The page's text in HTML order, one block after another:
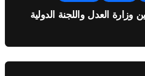
وزارة العدل واللجنة الدولية